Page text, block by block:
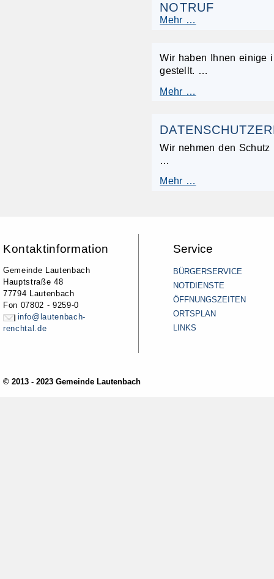
NOTRUF
Mehr …
Wir haben Ihnen einige
gestellt. …
Mehr …
Wir nehmen den
…
Mehr …
Kontaktinformation
Gemeinde Lautenbach
Hauptstraße 48
77794 Lautenbach
Fon 07802 - 9259-0
info@lautenbach-
renchtal.de
Service
BÜRGERSERVICE
NOTDIENSTE
ÖFFNUNGSZEITEN
ORTSPLAN
LINKS
© 2013 - 2023 Gemeinde Lautenbach